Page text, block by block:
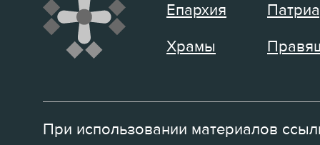
Епархия
Храмы
При использовании материалов